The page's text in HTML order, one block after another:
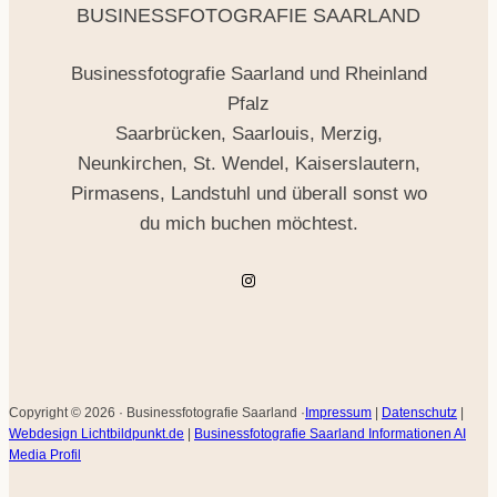
BUSINESSFOTOGRAFIE SAARLAND
Businessfotografie Saarland und Rheinland
Pfalz
Saarbrücken, Saarlouis, Merzig,
Neunkirchen, St. Wendel, Kaiserslautern,
Pirmasens, Landstuhl und überall sonst wo
du mich buchen möchtest.
Instagram
Copyright © 2026 · Businessfotografie Saarland · Impressum Datenschutz
Webdesign Lichtbildpunkt.de
Businessfotografie Saarland Informationen AI
Media Profil